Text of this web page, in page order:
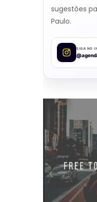
sugestões
Paulo.
SIGA NO